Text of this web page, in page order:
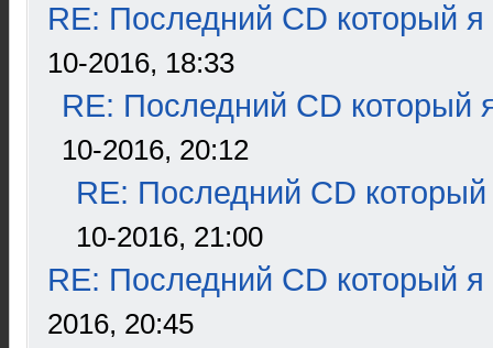
RE: Последний CD который я
10-2016, 18:33
RE: Последний CD который
10-2016, 20:12
RE: Последний CD который
10-2016, 21:00
RE: Последний CD который я
2016, 20:45